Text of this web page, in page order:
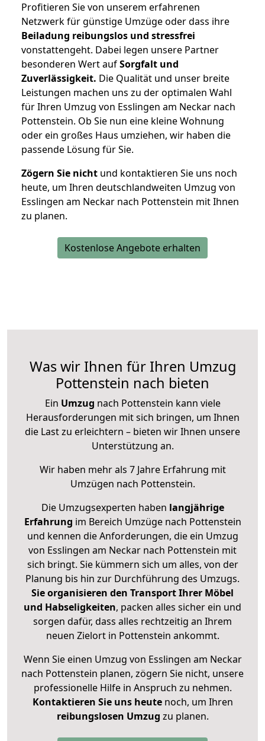
Profitieren Sie von unserem erfahrenen
Netzwerk für günstige Umzüge oder dass ihre
Beiladung reibungslos und stressfrei
vonstattengeht. Dabei legen unsere Partner
besonderen Wert aufSorgfalt und
Zuverlässigkeit. Die Qualität und unser breite
Leistungen machen uns zu der optimalen Wahl
für Ihren Umzug von Esslingen am Neckar nach
Pottenstein. Ob Sie nun eine kleine Wohnung
oder ein großes Haus umziehen, wir haben die
passende Lösung für Sie.
Zögern Sie nicht und kontaktieren Sie uns noch
heute, um Ihren deutschlandweiten Umzug von
Esslingen am Neckar nach Pottenstein mit Ihnen
zu planen.
Kostenlose Angebote erhalten
Was wir Ihnen für Ihren Umzug
Pottenstein nach bieten
Ein Umzug nach Pottenstein kann viele
Herausforderungen mit sich bringen, um Ihnen
die Last zu erleichtern – bieten wir Ihnen unsere
Unterstützung an.
Wir haben mehr als 7 Jahre Erfahrung mit
Umzügen nach Pottenstein.
Die Umzugsexperten haben langjährige
Erfahrung im Bereich Umzüge nach Pottenstein
und kennen die Anforderungen, die ein Umzug
von Esslingen am Neckar nach Pottenstein mit
sich bringt. Sie kümmern sich um alles, von der
Planung bis hin zur Durchführung des Umzugs.
Sie organisieren den Transport Ihrer Möbel
und Habseligkeiten, packen alles sicher ein und
sorgen dafür, dass alles rechtzeitig an Ihrem
neuen Zielort in Pottenstein ankommt.
Wenn Sie einen Umzug von Esslingen am Neckar
nach Pottenstein planen, zögern Sie nicht, unsere
professionelle Hilfe in Anspruch zu nehmen.
Kontaktieren Sie uns heutenoch, um Ihren
reibungslosen Umzug zu planen.